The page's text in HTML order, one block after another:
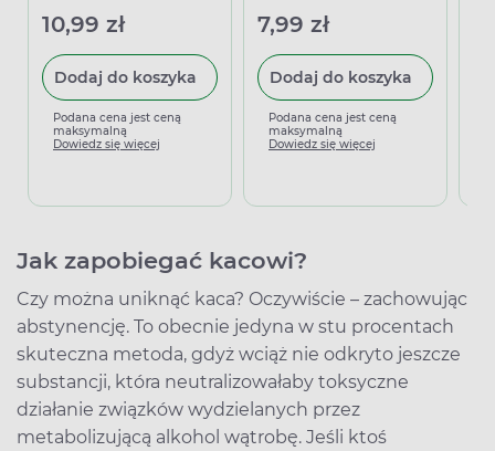
10,99 zł
Dodaj do koszyka
Podana cena jest ceną
maksymalną
Dowiedz się więcej
7,99 zł
Dodaj do koszyka
Podana cena jest ceną
maksymalną
Dowiedz się więcej
Jak zapobiegać kacowi?
Czy można uniknąć kaca? Oczywiście – zachowując
abstynencję. To obecnie jedyna w stu procentach
skuteczna metoda, gdyż wciąż nie odkryto jeszcze
substancji, która neutralizowałaby toksyczne
działanie związków wydzielanych przez
metabolizującą alkohol wątrobę. Jeśli ktoś